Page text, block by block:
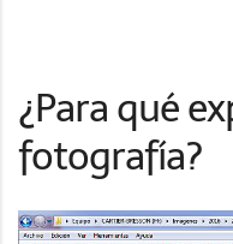
¿Para qué
fotografía?